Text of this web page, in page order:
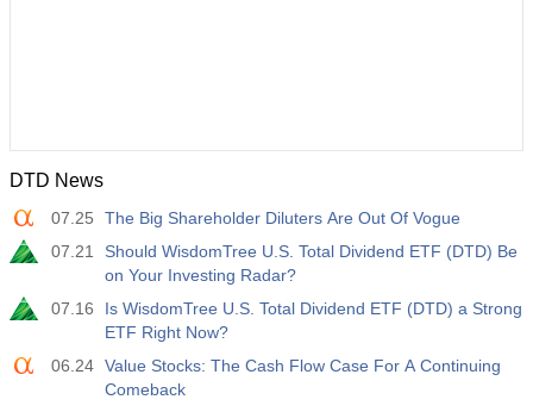
DTD News
07.25
The Big Shareholder Diluters Are Out Of Vogue
07.21
Should WisdomTree U.S. Total Dividend ETF (DTD) Be
on Your Investing Radar?
07.16
Is WisdomTree U.S. Total Dividend ETF (DTD) a Strong
ETF Right Now?
06.24 Value Stocks: The Cash Flow Case For A Continuing
Comeback